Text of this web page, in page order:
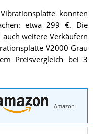
konnten
etwa 299 €. Die
weitere Verkäufern
V2000 Grau
Preisvergleich bei 3
Amazon